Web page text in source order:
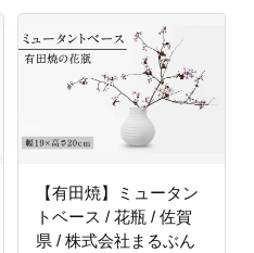
【有田焼】ミュータン
トベース / 花瓶 / 佐賀
県 / 株式会社まるぶん